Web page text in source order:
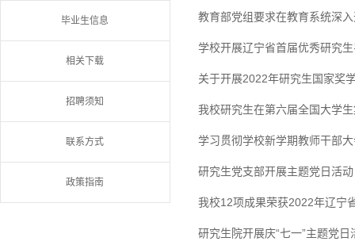
毕业生信息
相关下载
招聘须知
联系方式
政策指南
教育部党组要求在教育系统深
学校开展辽宁省首届优秀研究
关于开展2022年研究生国家奖
我校研究生在第六届全国大学
学习贯彻学校新学期教师干部
研究生党支部开展主题党日活动
我校12项成果荣获2022年辽宁
研究生院开展庆“七一”主题党日